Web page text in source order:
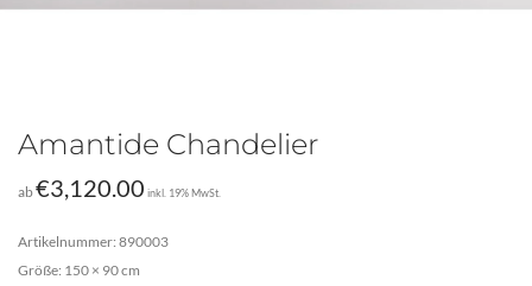
Amantide Chandelier
ab€3,120.00 inkl. 19% MwSt.
Artikelnummer: 890003
Größe: 150 × 90 cm